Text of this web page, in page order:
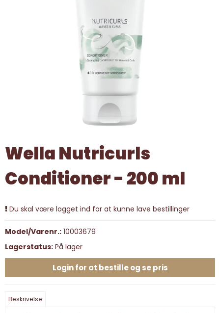
Wella Nutricurls
Conditioner - 200 ml
Du skal være logget ind for at kunne lave bestillinger
Model/Varenr.: 10003679
Lagerstatus: På lager
Login for at bestille og se pris
Beskrivelse